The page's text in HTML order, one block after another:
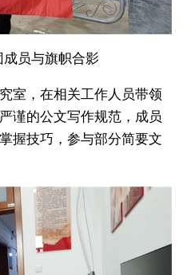
成员与旗帜合影
室，在相关工作人员带领
谨的公文写作规范，成员
握技巧，参与部分简要文